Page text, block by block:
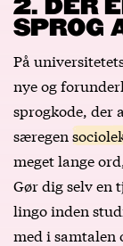
2. DER
SPROG
På
nye og
sprogkode, der
særegen
meget lange
Gør dig selv en
lingo inden
med i samtalen